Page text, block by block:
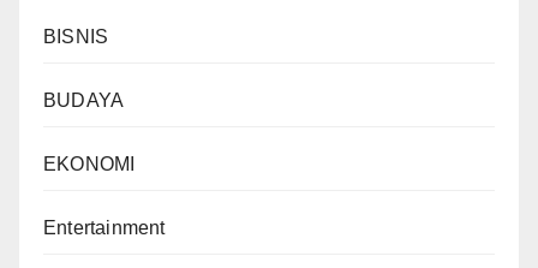
BISNIS
BUDAYA
EKONOMI
Entertainment